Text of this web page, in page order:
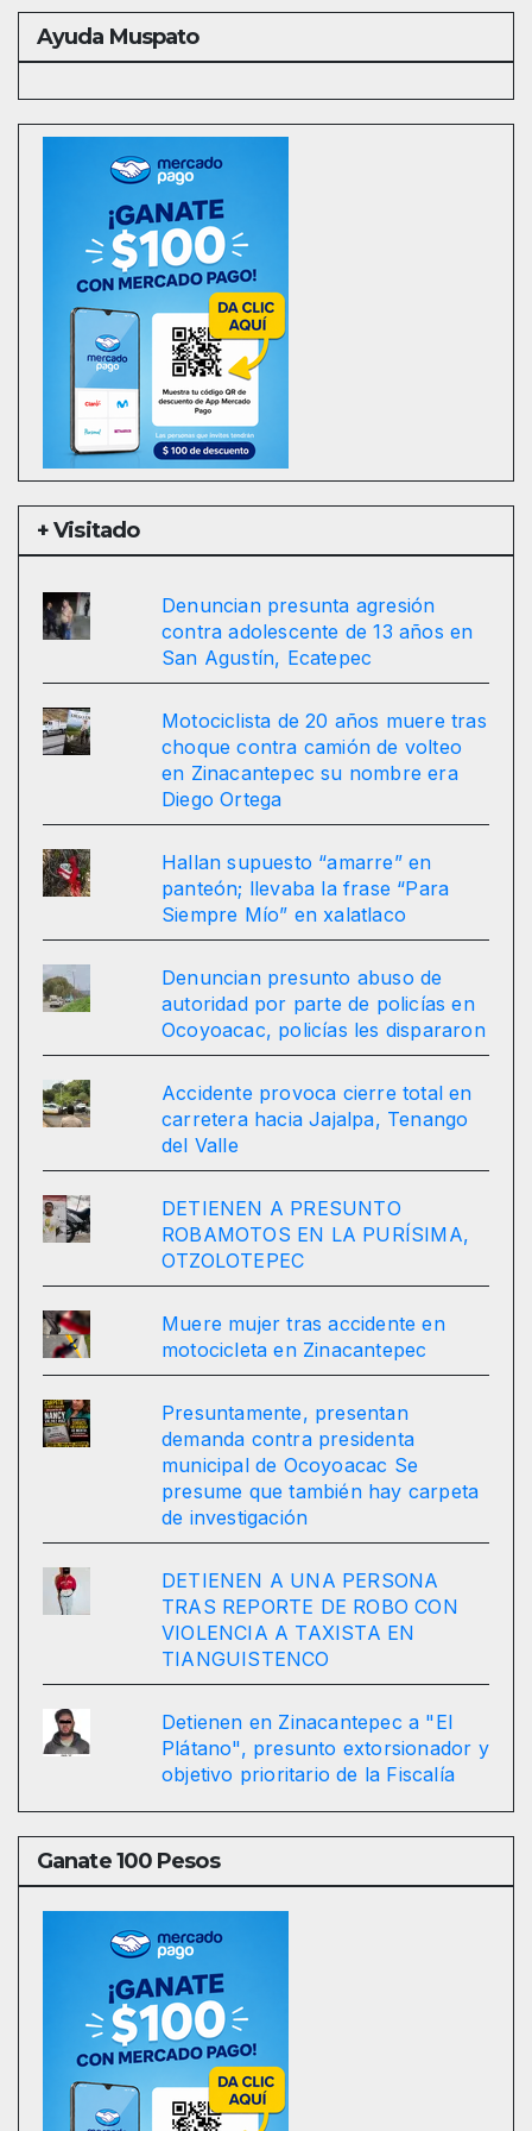
Ayuda Muspato
+ Visitado
Denuncian presunta agresión
contra adolescente de 13 años en
San Agustín, Ecatepec
Motociclista de 20 años muere tras
choque contra camión de volteo
en Zinacantepec su nombre era
Diego Ortega
Hallan supuesto “amarre” en
panteón; llevaba la frase “Para
Siempre Mío” en xalatlaco
Denuncian presunto abuso de
autoridad por parte de policías en
Ocoyoacac, policías les dispararon
Accidente provoca cierre total en
carretera hacia Jajalpa, Tenango
del Valle
DETIENEN A PRESUNTO
ROBAMOTOS EN LA PURÍSIMA,
OTZOLOTEPEC
Muere mujer tras accidente en
motocicleta en Zinacantepec
Presuntamente, presentan
demanda contra presidenta
municipal de Ocoyoacac Se
presume que también hay carpeta
de investigación
DETIENEN A UNA PERSONA
TRAS REPORTE DE ROBO CON
VIOLENCIA A TAXISTA EN
TIANGUISTENCO
Detienen en Zinacantepec a "El
Plátano", presunto extorsionador y
objetivo prioritario de la Fiscalía
Ganate 100 Pesos